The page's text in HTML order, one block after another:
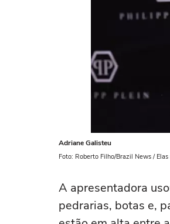
Adriane Galisteu
Foto: Roberto Filho/Brazil News /
A apresentadora
pedrarias, botas e,